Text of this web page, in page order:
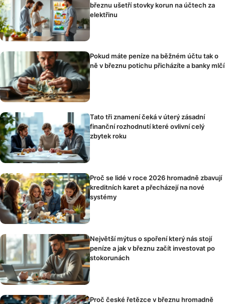
březnu ušetří stovky korun na účtech za
elektřinu
Pokud máte peníze na běžném účtu tak o
ně v březnu potichu přicházíte a banky mlčí
Tato tři znamení čeká v úterý zásadní
finanční rozhodnutí které ovlivní celý
zbytek roku
Proč se lidé v roce 2026 hromadně zbavují
kreditních karet a přecházejí na nové
systémy
Největší mýtus o spoření který nás stojí
peníze a jak v březnu začít investovat po
stokorunách
Proč české řetězce v březnu hromadně